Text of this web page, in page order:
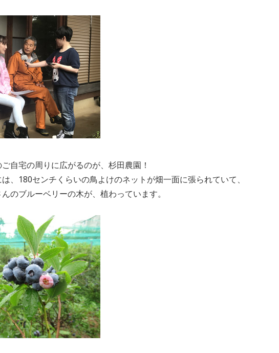
自宅の周りに広がるのが、杉田農園！
、180センチくらいの鳥よけのネットが畑一面に張られていて、
のブルーベリーの木が、植わっています。